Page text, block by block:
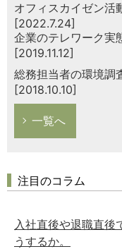
オフィスカイゼン活
[2022.7.24]
企業のテレワーク実
[2019.11.12]
総務担当者の環境調
[2018.10.10]
一覧へ
注目のコラム
入社直後や退職直後
うするか。